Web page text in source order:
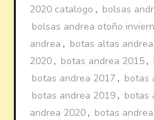
2020 catalogo , bolsas
bolsas andrea otoño
andrea , botas altas
2020 , botas andrea 2015 ,
botas andrea 2017 , botas
botas andrea 2019 , botas
andrea 2020 , botas